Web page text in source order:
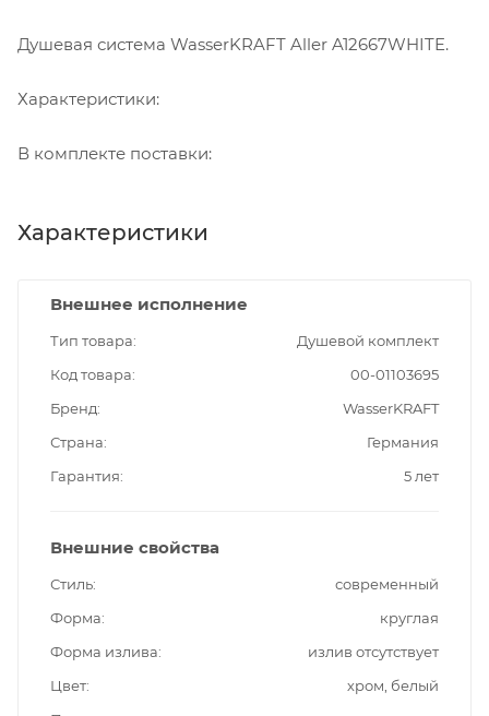
Душевая система WasserKRAFT Aller A12667WHITE.
Характеристики:
В комплекте поставки:
Характеристики
Внешнее исполнение
Тип товара
Душевой комплект
Код товара
00-01103695
Бренд
WasserKRAFT
Страна
Германия
Гарантия
5 лет
Внешние свойства
Стиль
современный
Форма
круглая
Форма излива
излив отсутствует
Цвет
хром, белый